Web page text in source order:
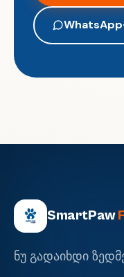
SmartPaw
ნუ გადაიხდი